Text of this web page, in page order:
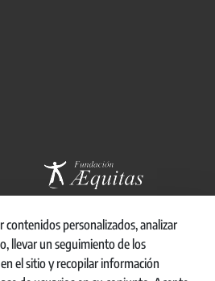
contenidos personalizados, analizar
llevar un seguimiento de los
el sitio y recopilar información